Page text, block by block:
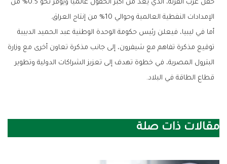
حقل غرب القرنة، الذي يعد من أكبر الحقول عالميًا ويوفر نحو 0.5% من
الإمدادات النفطية العالمية وحوالي 10% من إنتاج العراق.
أما في ليبيا، فيعلن رئيس حكومة الوحدة الوطنية عبد الحميد الدبيبة
توقيع مذكرة تفاهم مع شيفرون، إلى جانب مذكرة تعاون أخرى مع وزارة
البترول المصرية، في خطوة تهدف إلى تعزيز الشراكات الدولية وتطوير
قطاع الطاقة في البلاد.
مقالات ذات صلة